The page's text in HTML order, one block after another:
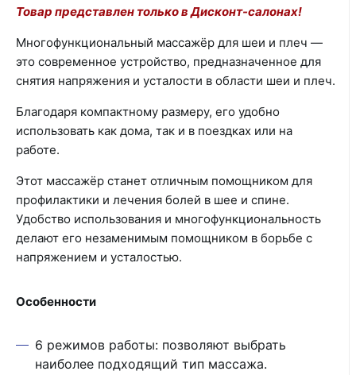
Товар представлен только в Дисконт-салонах!
Многофункциональный массажёр для шеи и плеч —
это современное устройство, предназначенное для
снятия напряжения и усталости в области шеи и плеч.
Благодаря компактному размеру, его удобно
использовать как дома, так и в поездках или на
работе.
Этот массажёр станет отличным помощником для
профилактики и лечения болей в шее и спине.
Удобство использования и многофункциональность
делают его незаменимым помощником в борьбе с
напряжением и усталостью.
Особенности
6 режимов работы: позволяют выбрать
наиболее подходящий тип массажа.